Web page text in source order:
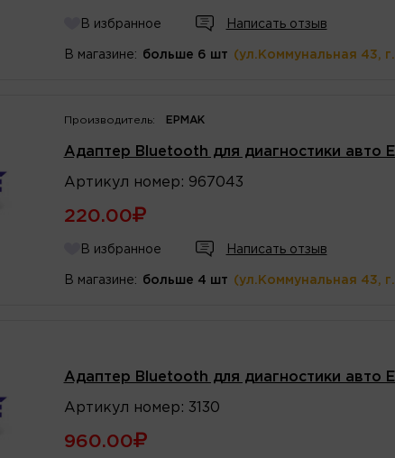
В избранное Написать отзыв
В магазине: больше 6 шт (ул.Коммунальная 43,
Производитель: ЕРМАК
Адаптер Bluetooth для диагностики авто
Артикул номер : 967043
220.00
В избранное Написать отзыв
В магазине: больше 4 шт (ул.Коммунальная 43,
Адаптер Bluetooth для диагностики авто
Артикул номер : 3130
960.00